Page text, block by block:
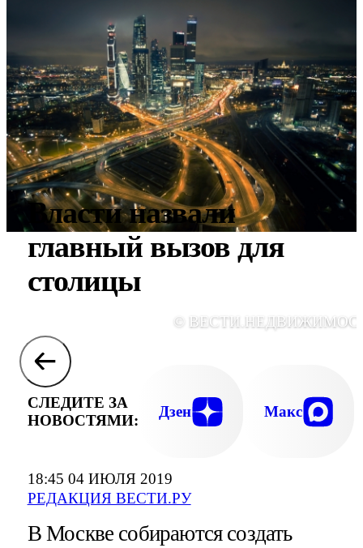
18:45 04 ИЮЛЯ 2019
РЕДАКЦИЯ ВЕСТИ.РУ
Власти назвали
главный вызов для
столицы
©
СЛЕДИТЕ ЗА
НОВОСТЯМИ:
Дзен Макс
В Москве собираются создать